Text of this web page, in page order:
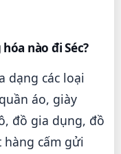
nào đi Séc?
dạng các loại
áo, giày
đồ gia dụng, đồ
cấm gửi